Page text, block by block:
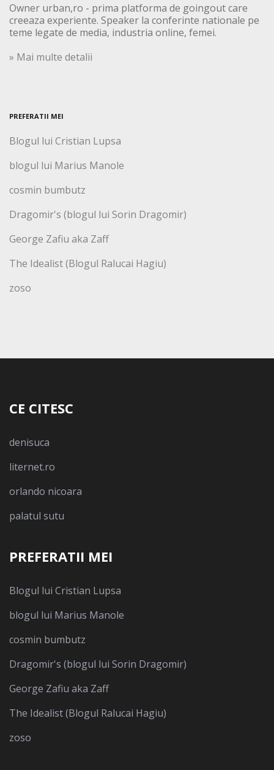
Owner urban,ro - prima platforma de goingout care
creeaza experiente. Speaker la conferinte nationale pe
teme legate de media, industria online, femei.
» Mai multe detalii
PREFERATII MEI
Blogul lui Cristian Lupsa
blogul lui Marius Manole
cosmin bumbutz
Dragomir's (blogul lui Sorin Dragomir)
George Zafiu aka Zaff
The Idealist (Blogul Ralucai Hagiu)
zoso
CE CITESC
denisuca
liternet.ro
orlando nicoara
palatul sutu
PREFERATII MEI
Blogul lui Cristian Lupsa
blogul lui Marius Manole
cosmin bumbutz
Dragomir's (blogul lui Sorin Dragomir)
George Zafiu aka Zaff
The Idealist (Blogul Ralucai Hagiu)
zoso